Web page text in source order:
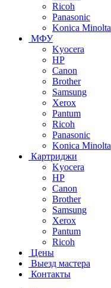
Ricoh
Panasonic
Konica Minolta
МФУ
Kyocera
HP
Canon
Brother
Samsung
Xerox
Pantum
Ricoh
Panasonic
Konica Minolta
Картриджи
Kyocera
HP
Canon
Brother
Samsung
Xerox
Pantum
Ricoh
Цены
Выезд мастера
Контакты